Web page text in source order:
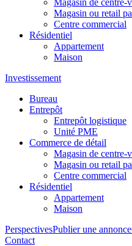
Magasin ou retail
Centre commercial
Résidentiel
Appartement
Maison
Investissement
Bureau
Entrepôt
Entrepôt logistique
Unité PME
Commerce de détail
Magasin de centre-
Magasin ou retail
Centre commercial
Résidentiel
Appartement
Maison
PerspectivesPublier une annonce
Contact